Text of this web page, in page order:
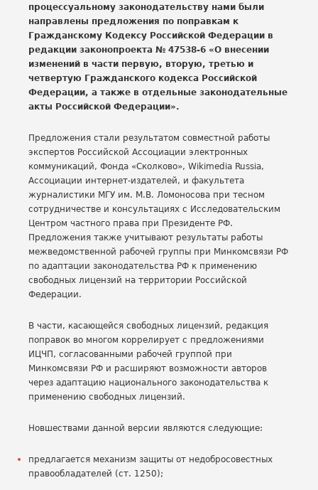
процессуальному законодательству нами были
направлены предложения по поправкам к
Гражданскому Кодексу Российской Федерации в
редакции законопроекта № 47538-6 «О внесении
изменений в части первую, вторую, третью и
четвертую Гражданского кодекса Российской
Федерации, а также в отдельные законодательные
акты Российской Федерации».
Предложения стали результатом совместной работы
экспертов Российской Ассоциации электронных
коммуникаций, Фонда «Сколково», Wikimedia Russia,
Ассоциации интернет-издателей, и факультета
журналистики МГУ им. М.В. Ломоносова при тесном
сотрудничестве и консультациях с Исследовательским
Центром частного права при Президенте РФ.
Предложения также учитывают результаты работы
межведомственной рабочей группы при Минкомсвязи РФ
по адаптации законодательства РФ к применению
свободных лицензий на территории Российской
Федерации.
В части, касающейся свободных лицензий, редакция
поправок во многом коррелирует с предложениями
ИЦЧП, согласованными рабочей группой при
Минкомсвязи РФ и расширяют возможности авторов
через адаптацию национального законодательства к
применению свободных лицензий.
Новшествами данной версии являются следующие:
предлагается механизм защиты от недобросовестных
правообладателей (ст. 1250);